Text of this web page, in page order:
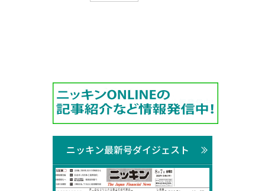
ニッキン最新号ダイジェスト